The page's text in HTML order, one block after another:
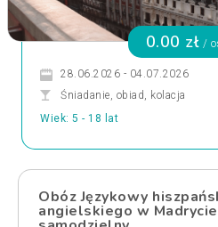
0.00 zł /
28.06.2026 - 04.07.2026
Śniadanie, obiad, kolacja
Wiek: 5 - 18 lat
Obóz Językowy
angielskiego w